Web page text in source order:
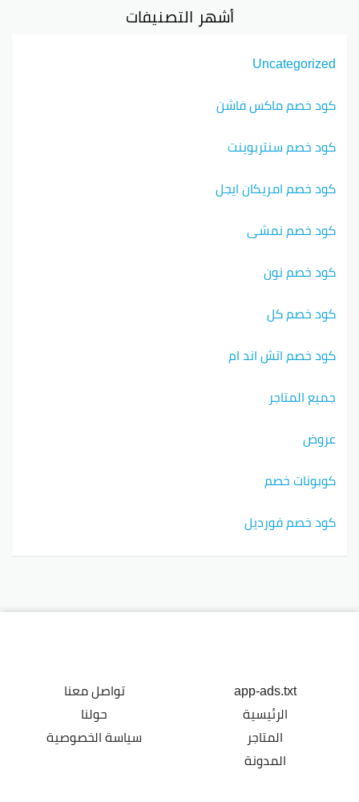
أشهر التصنيفات
Uncategorized
كود خصم ماكس فاشن
كود خصم سنتربوينت
كود خصم امريكان ايجل
كود خصم نمشي
كود خصم نون
كود خصم كل
كود خصم اتش اند ام
جميع المتاجر
عروض
كوبونات خصم
كود خصم فورديل
app-ads.txt
الرئيسية
المتاجر
المدونة
تواصل معنا
حولنا
سياسة الخصوصية